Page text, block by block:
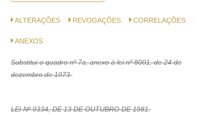
ALTERAÇÕES REVOGAÇÕES CORRELAÇÕES
ANEXOS
Substitui o quadro nº 7a, anexo à lei nº 8001, de 24 de
dezembro de 1973.
LEI Nº 9334, DE 13 DE OUTUBRO DE 1981.